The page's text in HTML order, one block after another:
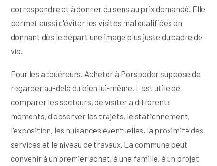
correspondre et à donner du sens au prix demandé. Elle
permet aussi d'éviter les visites mal qualifiées en
donnant dès le départ une image plus juste du cadre de
vie.
Pour les acquéreurs. Acheter à Porspoder suppose de
regarder au-delà du bien lui-même. Il est utile de
comparer les secteurs, de visiter à différents
moments, d'observer les trajets, le stationnement,
l'exposition, les nuisances éventuelles, la proximité des
services et le niveau de travaux. La commune peut
convenir à un premier achat, à une famille, à un projet